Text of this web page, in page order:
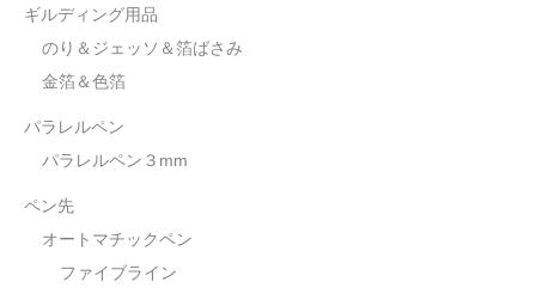
ギルディング用品
のり＆ジェッソ＆箔ばさみ
金箔＆色箔
パラレルペン
パラレルペン３mm
ペン先
オートマチックペン
ファイブライン